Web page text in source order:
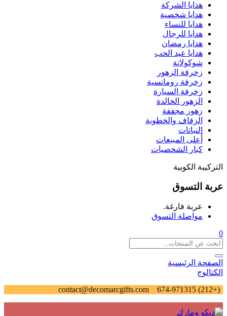
هدايا الشركة
هدايا شخصية
هدايا للنساء
هدايا للرجال
هدايا رمضان
هدايا عيد الحب
شوكولاتة
زخرفة الزهور
زخرفة رومانسية
زخرفة السيارة
الزهور الخالدة
زهور مجففة
الزفاف والخطوبة
النباتات
أعلى المبيعات
كبار الشخصيات
التركيبة الكوبية
عربة التسوق
عربة فارغة.
مواصلة التسوق
0
الصفحة الرئيسية
الكتالوج
(+212) 674-971315
contact@decomarcgifts.com